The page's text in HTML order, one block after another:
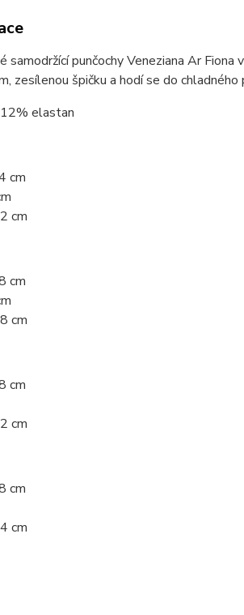
punčochy Veneziana Ar
zesílenou špičku a hodí se do chladného
elastan
cm
cm
cm
cm
cm
cm
cm
cm